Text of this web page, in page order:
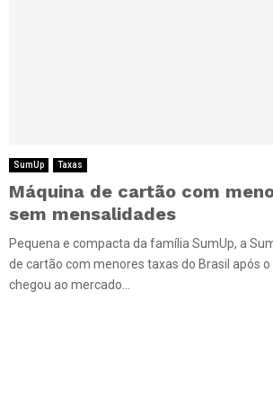
SumUp Taxas
Máquina de cartão com
sem mensalidades
Pequena e compacta da família SumUp, a
de cartão com menores taxas do Brasil após o
chegou ao mercado...